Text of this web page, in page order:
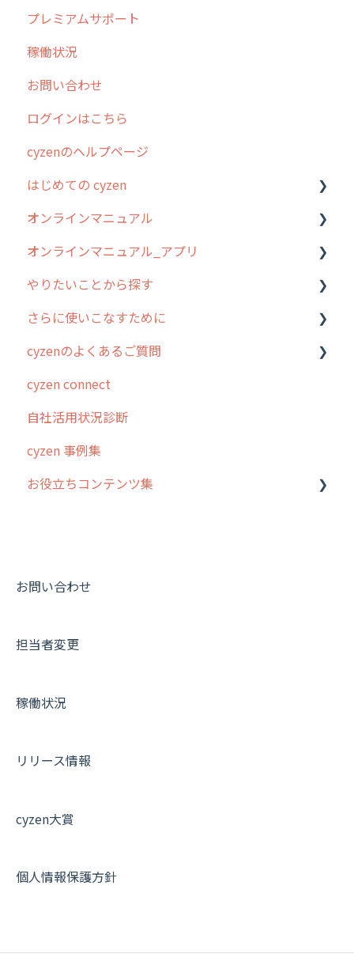
プレミアムサポート
稼働状況
お問い合わせ
ログインはこちら
cyzenのヘルプページ
はじめての cyzen
0. はじめてのcyzenの使い方
1. cyzenについて知ろう
2. 主要機能の概要
3. cyzenの位置情報取得について
4. cyzen利用前の準備：システム管理者編
5. 基本的な使い方：システム管理者編
6. 基本的な使い方：ユーザー編
7. 初心者向けよくある質問集
8. 用語集
【業界業種別】cyzen設定方法
オンラインマニュアル
管理サイトの使い始め
ユーザー・グループ管理
行動管理
予定管理
スポット
ステータス・主観
報告書・行動種別
勤怠管理
帳票出力
商品
オンラインマニュアル_アプリ
アプリの使い始め
ホーム画面
スポット
報告閲覧
予定
日報
履歴
パフォーマンス
お知らせ
やりたいことから探す
行動管理
勤怠管理
予定管理
スポット
ステータス・主観
報告書・行動種別
活動通知
商品
さらに使いこなすために
はじめに
スポット・ステータス関連オプション
交通費自動計算
安全走行支援
写真管理・高画質化
その他オプション
契約・その他
cyzenのよくあるご質問
ログインについて
グループ・ユーザーについて
GPS・位置情報 について
ルート自動記録 について
報告書について
メンバー画面について
その他よくある質問
cyzen connect
自社活用状況診断
cyzen 事例集
お役立ちコンテンツ集
動画集：共通
お問い合わせ
担当者変更
稼働状況
リリース情報
cyzen大賞
個人情報保護方針